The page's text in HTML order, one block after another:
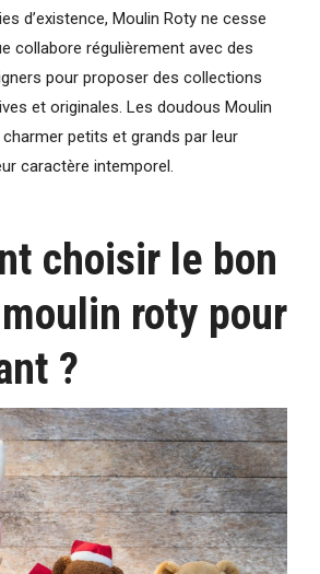
d’existence, Moulin Roty ne cesse
collabore régulièrement avec des
pour proposer des collections
et originales. Les doudous Moulin
petits et grands par leur
caractère intemporel.
choisir le bon
roty pour
?